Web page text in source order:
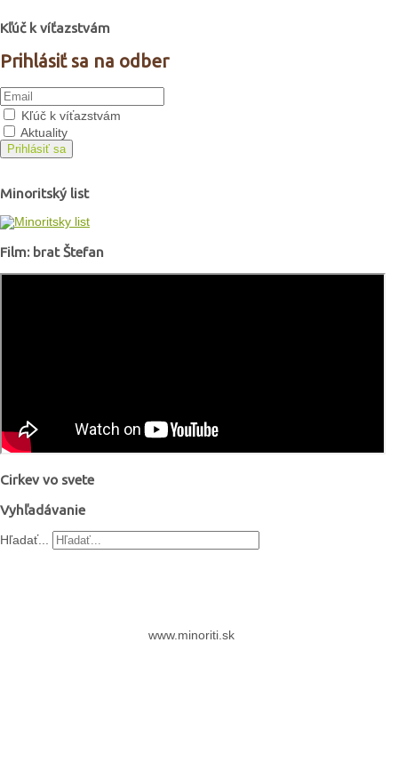
Kľúč k víťazstvám
Prihlásiť sa na odber
Kľúč k víťazstvám
Aktuality
Prihlásiť sa
Minoritský list
Film: brat Štefan
Cirkev vo svete
Vyhľadávanie
Hľadať...
www.minoriti.sk